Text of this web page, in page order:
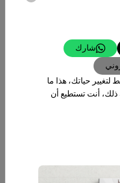
شارك
حياتك، هذا ما
ذلك، أنت تستطيع أن